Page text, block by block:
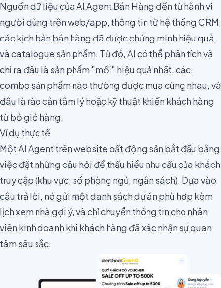
Nguồn dữ liệu của AI Agent Bán Hàng đến từ hành vi
người dùng trên web/app, thông tin từ hệ thống CRM,
các kịch bản bán hàng đã được chứng minh hiệu quả,
và catalogue sản phẩm. Từ đó, AI có thể phân tích và
chỉ ra đâu là sản phẩm "mồi" hiệu quả nhất, các
combo sản phẩm nào thường được mua cùng nhau, và
đâu là rào cản tâm lý hoặc kỹ thuật khiến khách hàng
từ bỏ giỏ hàng.
Ví dụ thực tế
Một AI Agent trên website bất động sản bắt đầu bằng
việc đặt những câu hỏi để thấu hiểu nhu cầu của khách
truy cập (khu vực, số phòng ngủ, ngân sách). Dựa vào
câu trả lời, nó gửi một danh sách dự án phù hợp kèm
lịch xem nhà gợi ý, và chỉ chuyển thông tin cho nhân
viên kinh doanh khi khách hàng đã xác nhận sự quan
tâm sâu sắc.